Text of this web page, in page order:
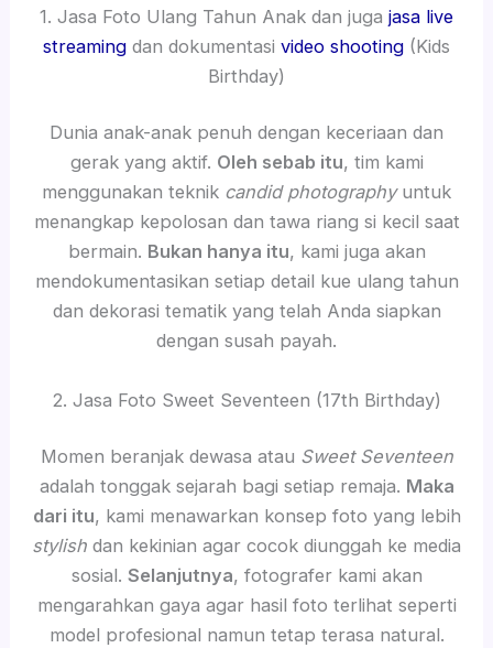
1. Jasa Foto Ulang Tahun Anak dan juga jasa live
streaming dan dokumentasi video shooting (Kids
Birthday)
Dunia anak-anak penuh dengan keceriaan dan
gerak yang aktif. Oleh sebab itu, tim kami
menggunakan teknik candid photographyuntuk
menangkap kepolosan dan tawa riang si kecil saat
bermain. Bukan hanya itu, kami juga akan
mendokumentasikan setiap detail kue ulang tahun
dan dekorasi tematik yang telah Anda siapkan
dengan susah payah.
2. Jasa Foto Sweet Seventeen (17th Birthday)
Momen beranjak dewasa atau Sweet Seventeen
adalah tonggak sejarah bagi setiap remaja. Maka
dari itu, kami menawarkan konsep foto yang lebih
stylish dan kekinian agar cocok diunggah ke media
sosial. Selanjutnya, fotografer kami akan
mengarahkan gaya agar hasil foto terlihat seperti
model profesional namun tetap terasa natural.